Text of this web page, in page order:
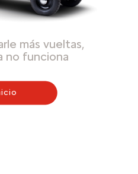
más vueltas,
no funciona